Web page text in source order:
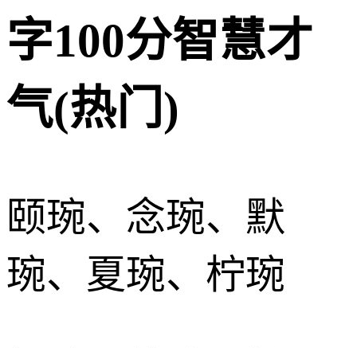
字100分智慧才
气(热门)
颐琬、念琬、默
琬、夏琬、柠琬